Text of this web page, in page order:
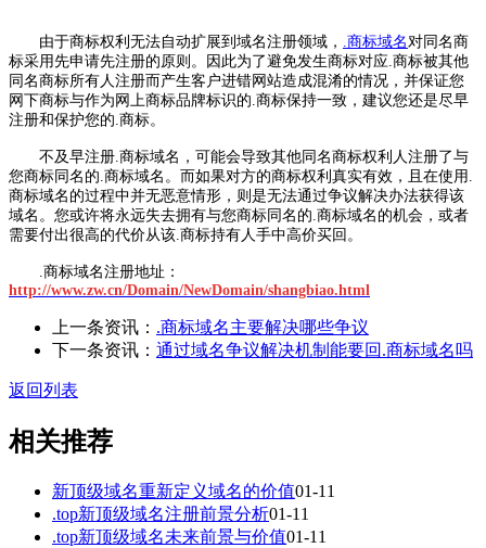
由于商标权利无法自动扩展到域名注册领域， .商标域名 对同名商
标采用先申请先注册的原则。因此为了避免发生商标对应.商标被其他
同名商标所有人注册而产生客户进错网站造成混淆的情况，并保证您
网下商标与作为网上商标品牌标识的.商标保持一致，建议您还是尽早
注册和保护您的.商标。
不及早注册.商标域名，可能会导致其他同名商标权利人注册了与
您商标同名的.商标域名。而如果对方的商标权利真实有效，且在使用.
商标域名的过程中并无恶意情形，则是无法通过争议解决办法获得该
域名。您或许将永远失去拥有与您商标同名的.商标域名的机会，或者
需要付出很高的代价从该.商标持有人手中高价买回。
.商标域名注册地址：
http://www.zw.cn/Domain/NewDomain/shangbiao.html
上一条资讯： .商标域名主要解决哪些争议
下一条资讯： 通过域名争议解决机制能要回.商标域名吗
返回列表
相关推荐
新顶级域名重新定义域名的价值01-11
.top新顶级域名注册前景分析01-11
.top新顶级域名未来前景与价值01-11